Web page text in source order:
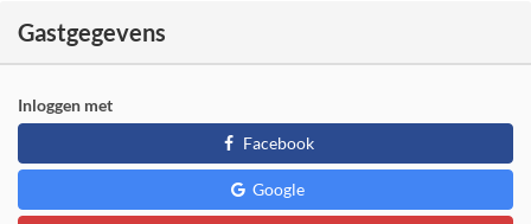
Gastgegevens
Inloggen met
Facebook
Google